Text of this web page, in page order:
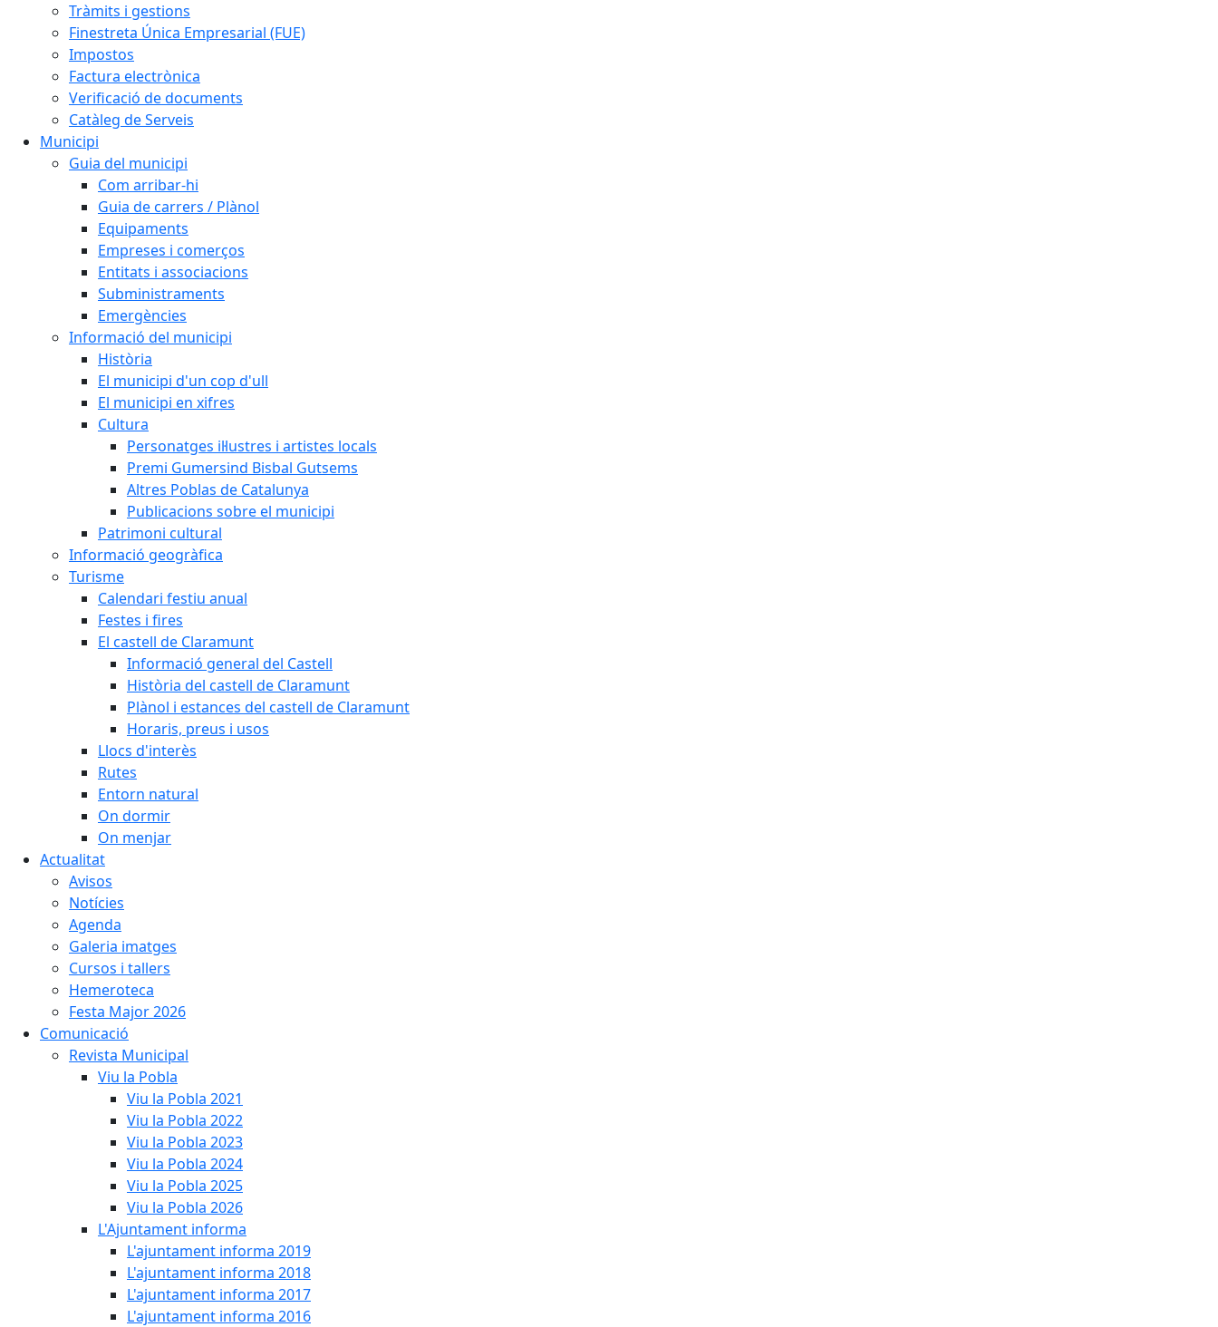
Tràmits i gestions
Finestreta Única Empresarial (FUE)
Impostos
Factura electrònica
Verificació de documents
Catàleg de Serveis
Municipi
Guia del municipi
Com arribar-hi
Guia de carrers / Plànol
Equipaments
Empreses i comerços
Entitats i associacions
Subministraments
Emergències
Informació del municipi
Història
El municipi d'un cop d'ull
El municipi en xifres
Cultura
Personatges il·lustres i artistes locals
Premi Gumersind Bisbal Gutsems
Altres Poblas de Catalunya
Publicacions sobre el municipi
Patrimoni cultural
Informació geogràfica
Turisme
Calendari festiu anual
Festes i fires
El castell de Claramunt
Informació general del Castell
Història del castell de Claramunt
Plànol i estances del castell de Claramunt
Horaris, preus i usos
Llocs d'interès
Rutes
Entorn natural
On dormir
On menjar
Actualitat
Avisos
Notícies
Agenda
Galeria imatges
Cursos i tallers
Hemeroteca
Festa Major 2026
Comunicació
Revista Municipal
Viu la Pobla
Viu la Pobla 2021
Viu la Pobla 2022
Viu la Pobla 2023
Viu la Pobla 2024
Viu la Pobla 2025
Viu la Pobla 2026
L'Ajuntament informa
L'ajuntament informa 2019
L'ajuntament informa 2018
L'ajuntament informa 2017
L'ajuntament informa 2016